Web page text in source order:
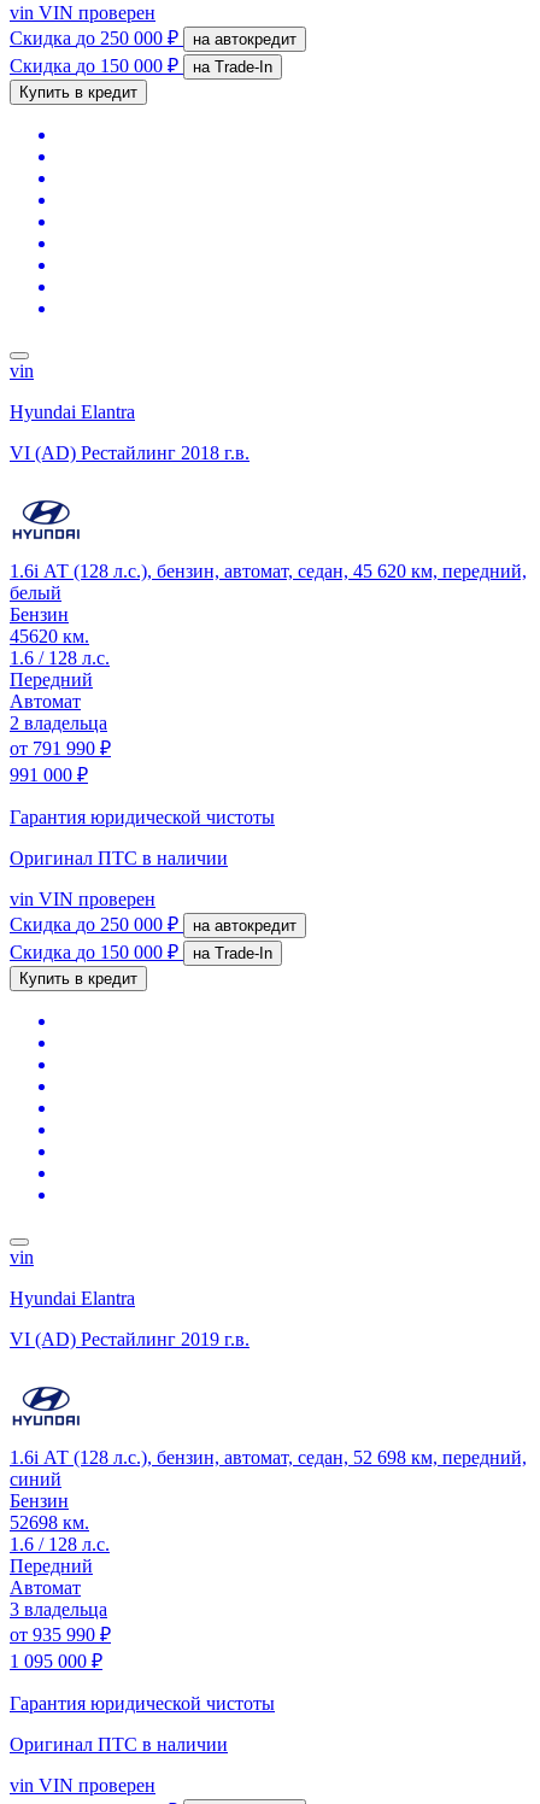
vin VIN проверен
Скидка до 250 000 ₽ на автокредит
Скидка до 150 000 ₽
на Trade-In
Купить в кредит
vin
Hyundai Elantra
VI (AD) Рестайлинг 2018 г.в.
1.6i АТ (128 л.с.), бензин, автомат, седан, 45 620 км, передний,
белый
Бензин
45620 км.
1.6 / 128 л.с.
Передний
Автомат
2 владельца
от 791 990 ₽
991 000 ₽
Гарантия юридической чистоты
Оригинал ПТС в наличии
vin VIN проверен
Скидка до 250 000 ₽ на автокредит
Скидка до 150 000 ₽
на Trade-In
Купить в кредит
vin
Hyundai Elantra
VI (AD) Рестайлинг 2019 г.в.
1.6i АТ (128 л.с.), бензин, автомат, седан, 52 698 км, передний,
синий
Бензин
52698 км.
1.6 / 128 л.с.
Передний
Автомат
3 владельца
от 935 990 ₽
1 095 000 ₽
Гарантия юридической чистоты
Оригинал ПТС в наличии
vin VIN проверен